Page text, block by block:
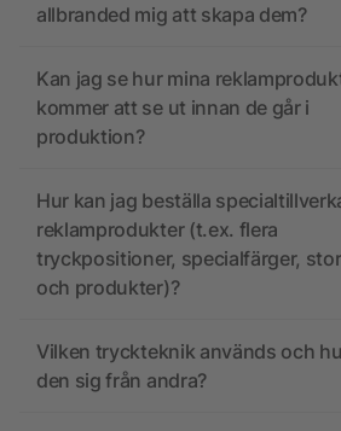
allbranded mig att skapa dem?
Kan jag se hur mina
kommer att se ut innan de går i
produktion?
Hur kan jag beställa
reklamprodukter (t.ex. flera
tryckpositioner, specialfärger,
och produkter)?
Vilken tryckteknik används och
den sig från andra?